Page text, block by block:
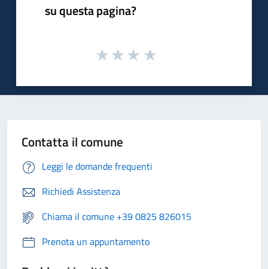
su questa pagina?
Contatta il comune
Leggi le domande frequenti
Richiedi Assistenza
Chiama il comune +39 0825 826015
Prenota un appuntamento